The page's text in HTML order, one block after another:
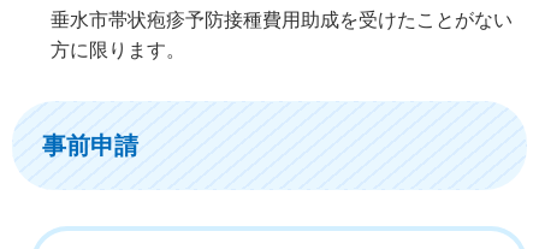
垂水市帯状疱疹予防接種費用助成を受けたことがない
方に限ります。
事前申請